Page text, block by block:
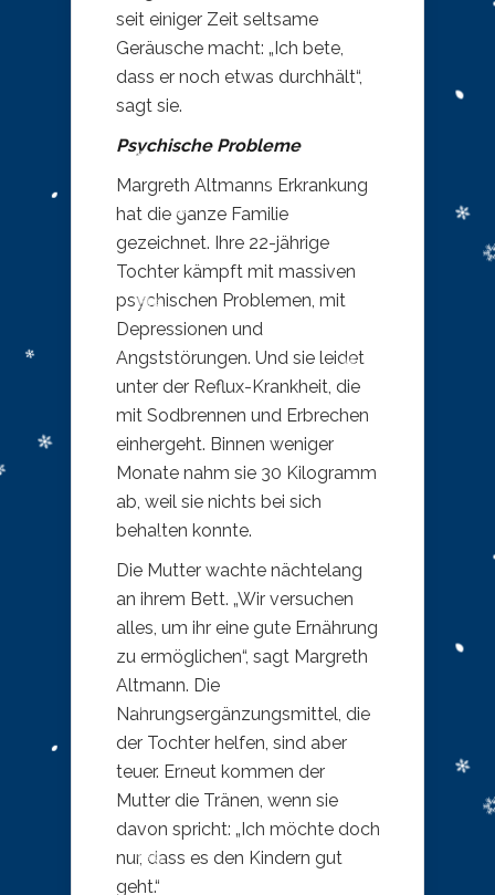
seit einiger Zeit seltsame
Geräusche macht: „Ich bete,
dass er noch etwas durchhält“,
sagt sie.
Psychische Probleme
Margreth Altmanns Erkrankung
hat die ganze Familie
gezeichnet. Ihre 22-jährige
Tochter kämpft mit massiven
psychischen Problemen, mit
Depressionen und
Angststörungen. Und sie leidet
unter der Reflux-Krankheit, die
mit Sodbrennen und Erbrechen
einhergeht. Binnen weniger
Monate nahm sie 30 Kilogramm
ab, weil sie nichts bei sich
behalten konnte.
Die Mutter wachte nächtelang
an ihrem Bett. „Wir versuchen
alles, um ihr eine gute Ernährung
zu ermöglichen“, sagt Margreth
Altmann. Die
Nahrungsergänzungsmittel, die
der Tochter helfen, sind aber
teuer. Erneut kommen der
Mutter die Tränen, wenn sie
davon spricht: „Ich möchte doch
nur, dass es den Kindern gut
geht.“